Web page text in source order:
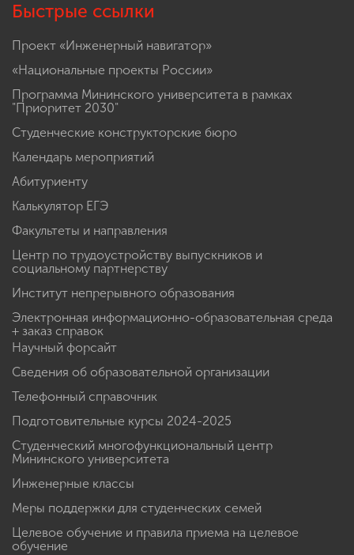
Быстрые ссылки
Проект «Инженерный навигатор»
«Национальные проекты России»
Программа Мининского университета в рамках
"Приоритет 2030"
Студенческие конструкторские бюро
Календарь мероприятий
Абитуриенту
Калькулятор ЕГЭ
Факультеты и направления
Центр по трудоустройству выпускников и
социальному партнерству
Институт непрерывного образования
Электронная информационно-образовательная среда
+ заказ справок
Научный форсайт
Сведения об образовательной организации
Телефонный справочник
Подготовительные курсы 2024-2025
Студенческий многофункциональный центр
Мининского университета
Инженерные классы
Меры поддержки для студенческих семей
Целевое обучение и правила приема на целевое
обучение